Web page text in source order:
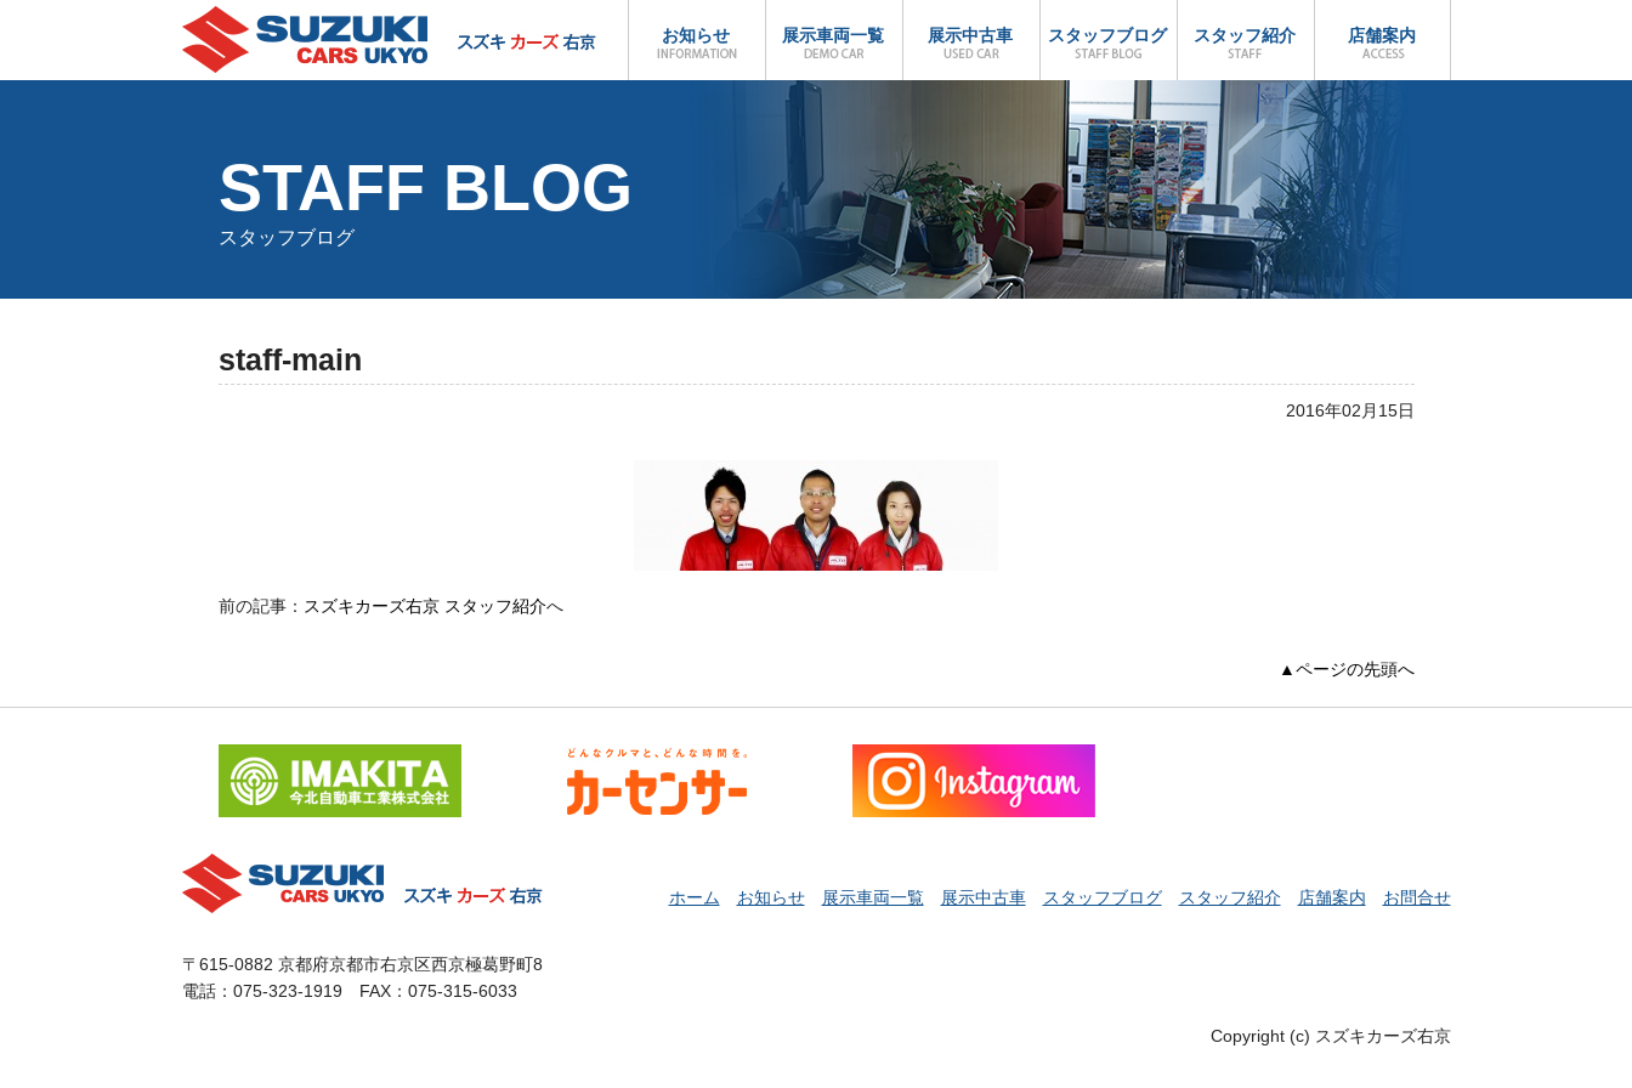
お知らせ 展示車両一覧 展示中古車 スタッフブログ スタッフ紹介 店舗案内
STAFF BLOG
スタッフブログ
staff-main
2016年02月15日
前の記事： スズキカーズ右京 スタッフ紹介へ
▲ページの先頭へ
ホーム お知らせ 展示車両一覧 展示中古車 スタッフブログ スタッフ紹介 店舗案内 お問合せ
〒615-0882 京都府京都市右京区西京極葛野町8
電話：075-323-1919 FAX：075-315-6033
Copyright (c) スズキカーズ右京